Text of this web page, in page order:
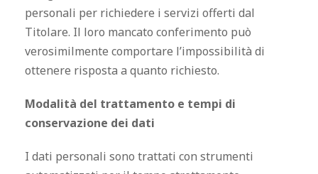
personali per richiedere i servizi offerti dal
Titolare. Il loro mancato conferimento può
verosimilmente comportare l’impossibilità di
ottenere risposta a quanto richiesto.
Modalità del trattamento e tempi di
conservazione dei dati
I dati personali sono trattati con strumenti